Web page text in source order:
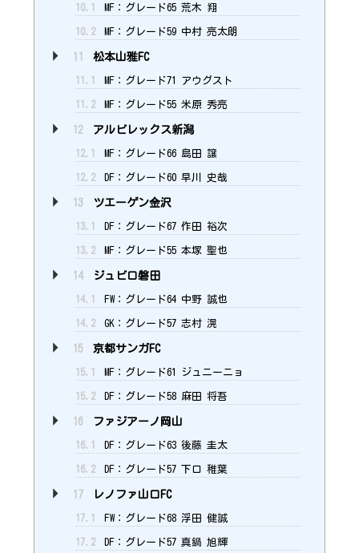
10.1 MF：グレード65 荒木 翔
10.2 MF：グレード59 中村 亮太朗
11 松本山雅FC
11.1 MF：グレード71 アウグスト
11.2 MF：グレード55 米原 秀亮
12 アルビレックス新潟
12.1 MF：グレード66 島田 譲
12.2 DF：グレード60 早川 史哉
13 ツエーゲン金沢
13.1 DF：グレード67 作田 裕次
13.2 MF：グレード55 本塚 聖也
14 ジュビロ磐田
14.1 FW：グレード64 中野 誠也
14.2 GK：グレード57 志村 滉
15 京都サンガFC
15.1 MF：グレード61 ジュニーニョ
15.2 DF：グレード58 麻田 将吾
16 ファジアーノ岡山
16.1 DF：グレード63 後藤 圭太
16.2 DF：グレード57 下口 稚葉
17 レノファ山口FC
17.1 FW：グレード68 浮田 健誠
17.2 DF：グレード57 真鍋 旭輝